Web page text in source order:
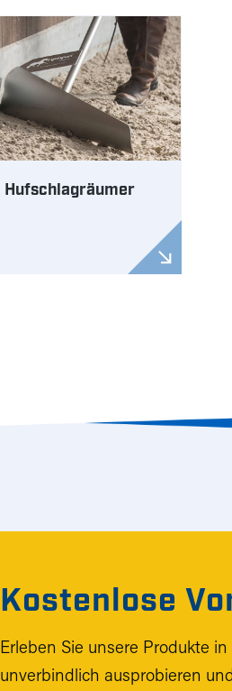
Hufschlagräumer
Kostenlose
Erleben Sie unsere Produkte
unverbindlich ausprobieren